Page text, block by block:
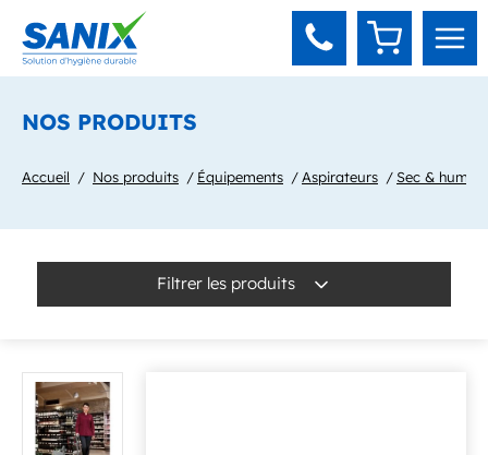
Panneau de gestion des cookies
NOS PRODUITS
Accueil Nos produits Équipements Aspirateurs Sec & humide
Filtrer les produits